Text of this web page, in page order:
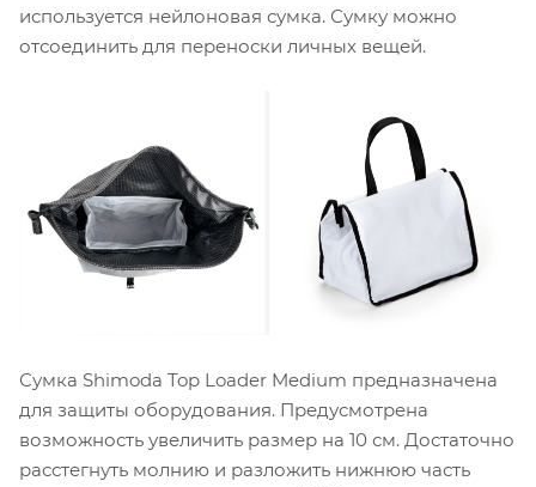
используется нейлоновая сумка. Сумку можно
отсоединить для переноски личных вещей.
Сумка Shimoda Top Loader Medium предназначена
для защиты оборудования. Предусмотрена
возможность увеличить размер на 10 см. Достаточно
расстегнуть молнию и разложить нижнюю часть